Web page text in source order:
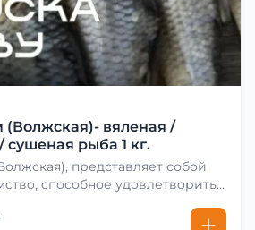
вяленая /
сушеная рыба 1 кг.
представляет собой
способное удовлетворить
её сначала хорошо солят.